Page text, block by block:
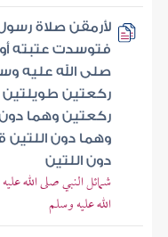
لأرمقن صلاة
فتوسدت عتبته
صلى الله عليه
ركعتين
ركعتين وهما
وهما دون
دون اللتين
شمائل النبي صلى الله
الله عليه وسلم